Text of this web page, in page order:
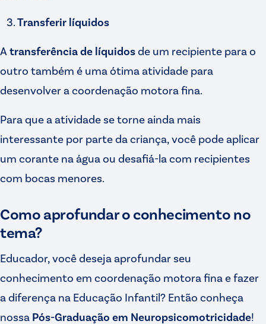
Transferir líquidos
A transferência de líquidosde um recipiente para o
outro também é uma ótima atividade para
desenvolver a coordenação motora fina.
Para que a atividade se torne ainda mais
interessante por parte da criança, você pode aplicar
um corante na água ou desafiá-la com recipientes
com bocas menores.
Como aprofundar o conhecimento no
tema?
Educador, você deseja aprofundar seu
conhecimento em coordenação motora fina e fazer
a diferença na Educação Infantil? Então conheça
nossa Pós-Graduação em Neuropsicomotricidade!